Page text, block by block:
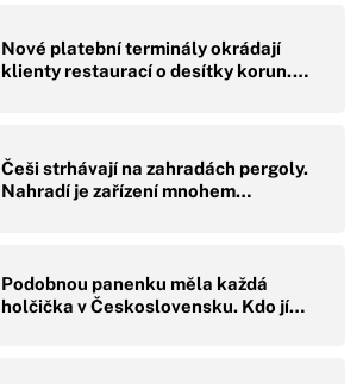
Nové platební terminály okrádají
klienty restaurací o desítky korun.…
Češi strhávají na zahradách pergoly.
Nahradí je zařízení mnohem…
Podobnou panenku měla každá
holčička v Československu. Kdo jí…